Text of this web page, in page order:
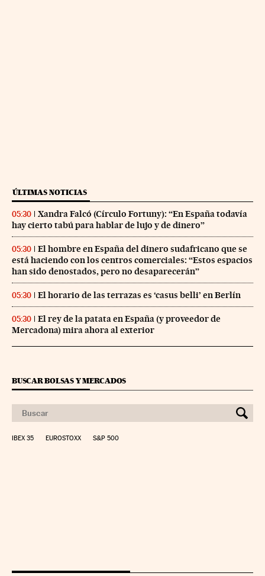
ÚLTIMAS NOTICIAS
05:30
Xandra Falcó (Círculo Fortuny): “En España todavía
hay cierto tabú para hablar de lujo y de dinero”
05:30
El hombre en España del dinero sudafricano que se
está haciendo con los centros comerciales: “Estos espacios
han sido denostados, pero no desaparecerán”
05:30 El horario de las terrazas es ‘casus belli’ en Berlín
05:30
El rey de la patata en España (y proveedor de
Mercadona) mira ahora al exterior
BUSCAR BOLSAS Y MERCADOS
IBEX 35 EUROSTOXX S&P 500